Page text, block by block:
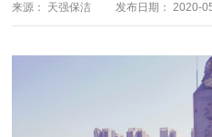
来源： 天强保洁 发布日期： 2020-